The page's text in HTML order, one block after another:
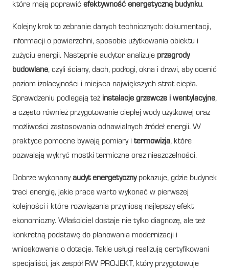
które mają poprawić efektywność energetyczną budynku.
Kolejny krok to zebranie danych technicznych: dokumentacji,
informacji o powierzchni, sposobie użytkowania obiektu i
zużyciu energii. Następnie audytor analizuje przegrody
budowlane, czyli ściany, dach, podłogi, okna i drzwi, aby ocenić
poziom izolacyjności i miejsca największych strat ciepła.
Sprawdzeniu podlegają też instalacje grzewcze i wentylacyjne,
a często również przygotowanie ciepłej wody użytkowej oraz
możliwości zastosowania odnawialnych źródeł energii. W
praktyce pomocne bywają pomiary i termowizja, które
pozwalają wykryć mostki termiczne oraz nieszczelności.
Dobrze wykonanyaudyt energetycznypokazuje, gdzie budynek
traci energię, jakie prace warto wykonać w pierwszej
kolejności i które rozwiązania przyniosą najlepszy efekt
ekonomiczny. Właściciel dostaje nie tylko diagnozę, ale też
konkretną podstawę do planowania modernizacji i
wnioskowania o dotacje. Takie usługi realizują certyfikowani
specjaliści, jak zespół RW PROJEKT, który przygotowuje